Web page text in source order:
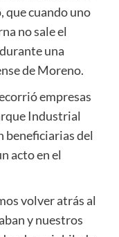
que cuando uno
no sale el
una
de Moreno.
empresas
Industrial
beneficiarias del
acto en el
volver atrás al
y nuestros